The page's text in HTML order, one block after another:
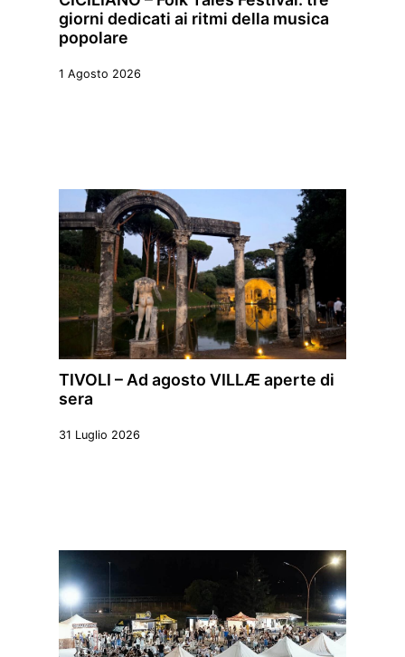
giorni dedicati ai ritmi della musica
popolare
1 Agosto 2026
TIVOLI – Ad agosto VILLÆ aperte di
sera
31 Luglio 2026